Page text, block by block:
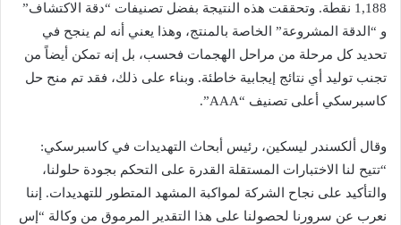
1,188 نقطة. وتحققت هذه النتيجة بفضل تصنيفات “دقة الاكتشاف”
و “الدقة المشروعة” الخاصة بالمنتج، وهذا يعني أنه لم ينجح في
تحديد كل مرحلة من مراحل الهجمات فحسب، بل إنه تمكن أيضاً من
تجنب توليد أي نتائج إيجابية خاطئة. وبناء على ذلك، فقد تم منح حل
كاسبرسكي أعلى تصنيف “AAA”.
وقال ألكسندر ليسكين، رئيس أبحاث التهديدات في كاسبرسكي:
“تتيح لنا الاختبارات المستقلة القدرة على التحكم بجودة حلولنا،
والتأكيد على نجاح الشركة لمواكبة المشهد المتطور للتهديدات. إننا
نعرب عن سرورنا لحصولنا على هذا التقدير المرموق من وكالة “إس